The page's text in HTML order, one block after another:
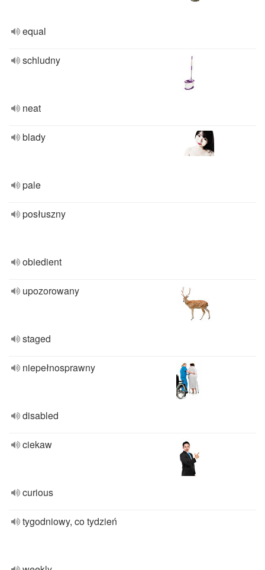
equal
schludny
neat
blady
pale
posłuszny
obiedient
upozorowany
staged
niepełnosprawny
disabled
ciekaw
curious
tygodniowy, co tydzień